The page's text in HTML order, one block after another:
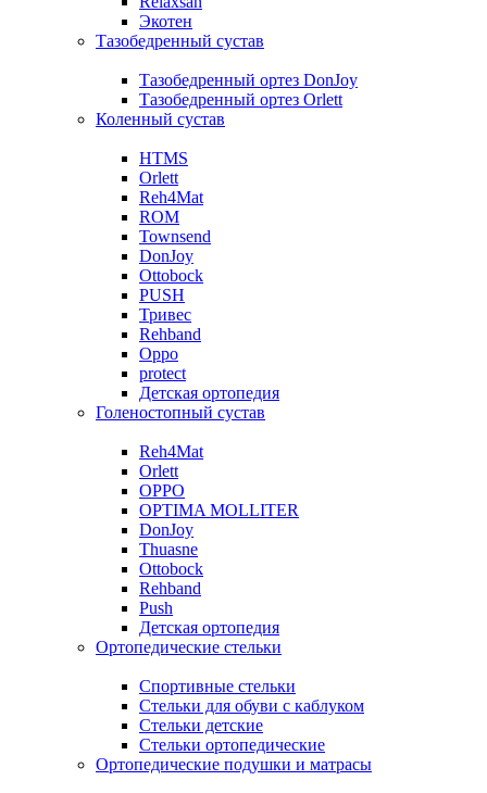
Экотен
Тазобедренный сустав
Тазобедренный ортез DonJoy
Тазобедренный ортез Orlett
Коленный сустав
HTMS
Orlett
Reh4Mat
ROM
Townsend
DonJoy
Ottobock
PUSH
Тривес
Rehband
Oppo
protect
Детская ортопедия
Голеностопный сустав
Reh4Mat
Orlett
OPPO
OPTIMA MOLLITER
DonJoy
Thuasne
Ottobock
Rehband
Push
Детская ортопедия
Ортопедические стельки
Спортивные стельки
Стельки для обуви с каблуком
Стельки детские
Стельки ортопедические
Ортопедические подушки и матрасы